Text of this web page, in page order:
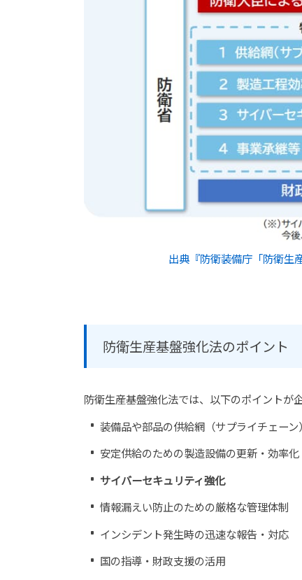
出典『防衛装備庁「防衛生
防衛生産基盤強化法のポイント
防衛生産基盤強化法では、以下のポイントが
装備品や部品の供給網（サプライチェー
安定供給のための製造設備の更新・効率化
サイバーセキュリティ強化
情報漏えい防止のための厳格な管理体制
インシデント発生時の迅速な報告・対応
国の指導・財政支援の活用